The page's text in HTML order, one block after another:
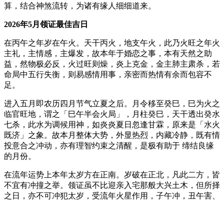
算，结合神煞流转，为诸有缘人细细道来。
2026年5月领证最佳吉日
在丙午之年岁在午火。天干丙火，地支午火，此乃火旺之年火
主礼，主情感，主爆发，故本年于婚恋之事，本有天然之助
益，然物极必反，火过旺则燥，炎上克金，金主肺主肃杀，若
命局中五行失衡，则易感情用事，亲密而热情有余而包容不
足。
进入五月即农历四月节气立夏之后。月令移至癸巳，巳为火之
临官旺地，谓之「巳午半会火局」，月柱癸巳，天干透出癸水
七杀，此水为调候用神，如炎炎夏日忽逢甘霖，原来是「水火
既济」之象。故本月整体大势，外显热烈，内藏冷静，既有情
投意合之冲动，亦有理智约束之清醒，是极有助于 缔结良缘
的月份。
在流年运势上本年太岁方在正南。岁破在正北，凡此二方，皆
不宜有冲撞之举。领证虽不比迎亲入宅那般大兴土木，但所择
之日，亦不可冲犯太岁，受流年火星作用，子午冲，丑午害、